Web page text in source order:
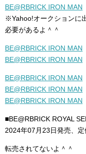
BE@RBRICK IRON MAN
※Yahoo!オークションに
必要があるよ＾＾
BE@RBRICK IRON MAN
BE@RBRICK IRON MAN
BE@RBRICK IRON MAN
BE@RBRICK IRON MAN
BE@RBRICK IRON MAN
■BE@RBRICK ROYAL
2024年07月23日発売、
転売されてないよ＾＾